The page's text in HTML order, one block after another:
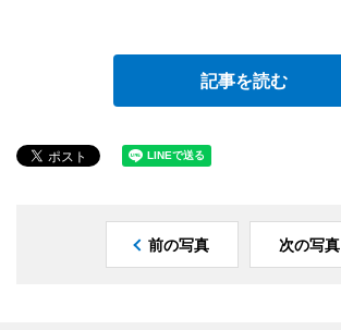
記事を読む
前の写真 次の写真